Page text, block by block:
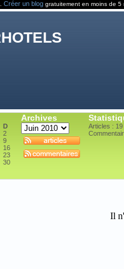
Créer un blog gratuitement en moins de 5
D
2
9
16
23
30
Archives
Articles : 19
Il